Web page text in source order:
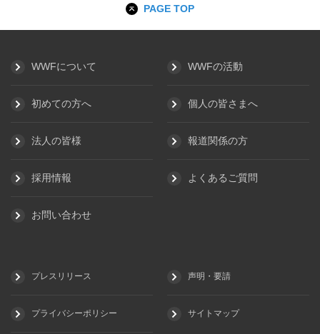
PAGE TOP
WWFについて WWFの活動
初めての方へ 個人の皆さまへ
法人の皆様 報道関係の方
採用情報 よくあるご質問
お問い合わせ
プレスリリース 声明・要請
プライバシーポリシー サイトマップ